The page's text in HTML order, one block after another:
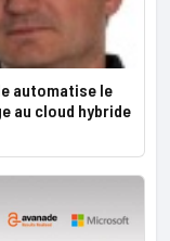
automatise le
au cloud hybride